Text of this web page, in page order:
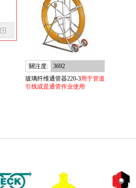
關注度:
3692
玻璃纤维通管器220-3用于管道
引线或是通管作业使用